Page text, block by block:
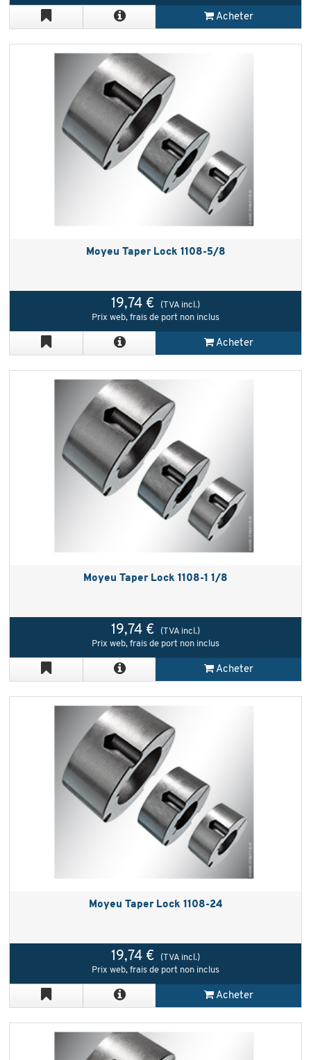
Acheter
Moyeu Taper Lock 1108-5/8
19,74 €
(TVA incl.)
Prix web, frais de port non inclus
Acheter
Moyeu Taper Lock 1108-1 1/8
19,74 €
(TVA incl.)
Prix web, frais de port non inclus
Acheter
Moyeu Taper Lock 1108-24
19,74 €
(TVA incl.)
Prix web, frais de port non inclus
Acheter